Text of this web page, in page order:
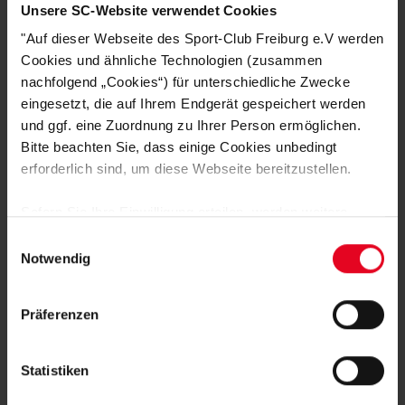
Unsere SC-Website verwendet Cookies
"Auf dieser Webseite des Sport-Club Freiburg e.V werden
Cookies und ähnliche Technologien (zusammen
nachfolgend „Cookies“) für unterschiedliche Zwecke
eingesetzt, die auf Ihrem Endgerät gespeichert werden
und ggf. eine Zuordnung zu Ihrer Person ermöglichen.
Bitte beachten Sie, dass einige Cookies unbedingt
erforderlich sind, um diese Webseite bereitzustellen.
Daten von Ihnen (z.B. persönlichen Identifikatoren oder
IP-Adressen) verarbeitet werden. Durch Klicken auf den
Speicherung aller aufgeführten Cookies und der
Daten für die unten jeweils angegebene Zwecke gem. §
25 Abs. 1 TDDDG, Art. 6 Abs. 1 lit. a DSGVO zu. Sie
Notwendig
Präferenzen
Statistiken
DEINE VORTEILE IN UNSEREM
SHOP